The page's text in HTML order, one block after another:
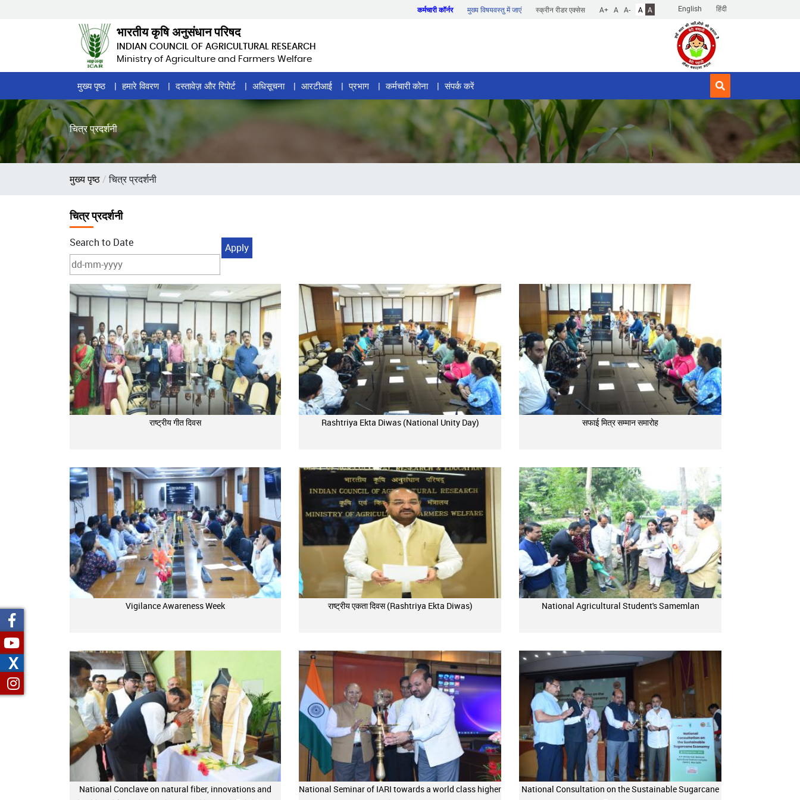
English हिंदी
कर्मचारी कॉर्नर मुख्य विषयवस्तु में जाएं स्क्रीन रीडर एक्सेस A+ A A- A A
भारतीय कृषि अनुसंधान परिषद
INDIAN COUNCIL OF AGRICULTURAL RESEARCH
Ministry of Agriculture and Farmers Welfare
Home
Page
Menu
मुख्य पृष्ठ हमारे विवरण दस्तावेज़ और रिपोर्ट अधिसूचना आरटीआई प्रभाग कर्मचारी कोना संपर्क करें
चित्र प्रदर्शनी
पग
मुख्य पृष्ठ चित्र प्रदर्शनी
चित्र प्रदर्शनी
Search to Date
राष्ट्रीय गीत दिवस Rashtriya Ekta Diwas (National Unity Day) सफाई मित्र सम्मान समारोह
Vigilance Awareness Week राष्ट्रीय एकता दिवस (Rashtriya Ekta Diwas) National Agricultural Student's Samemlan
National Conclave on natural fiber, innovations and
National Seminar of IARI towards a world class higher
National Consultation on the Sustainable Sugarcane
X